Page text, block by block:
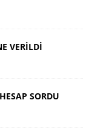
VERİLDİ
SORDU